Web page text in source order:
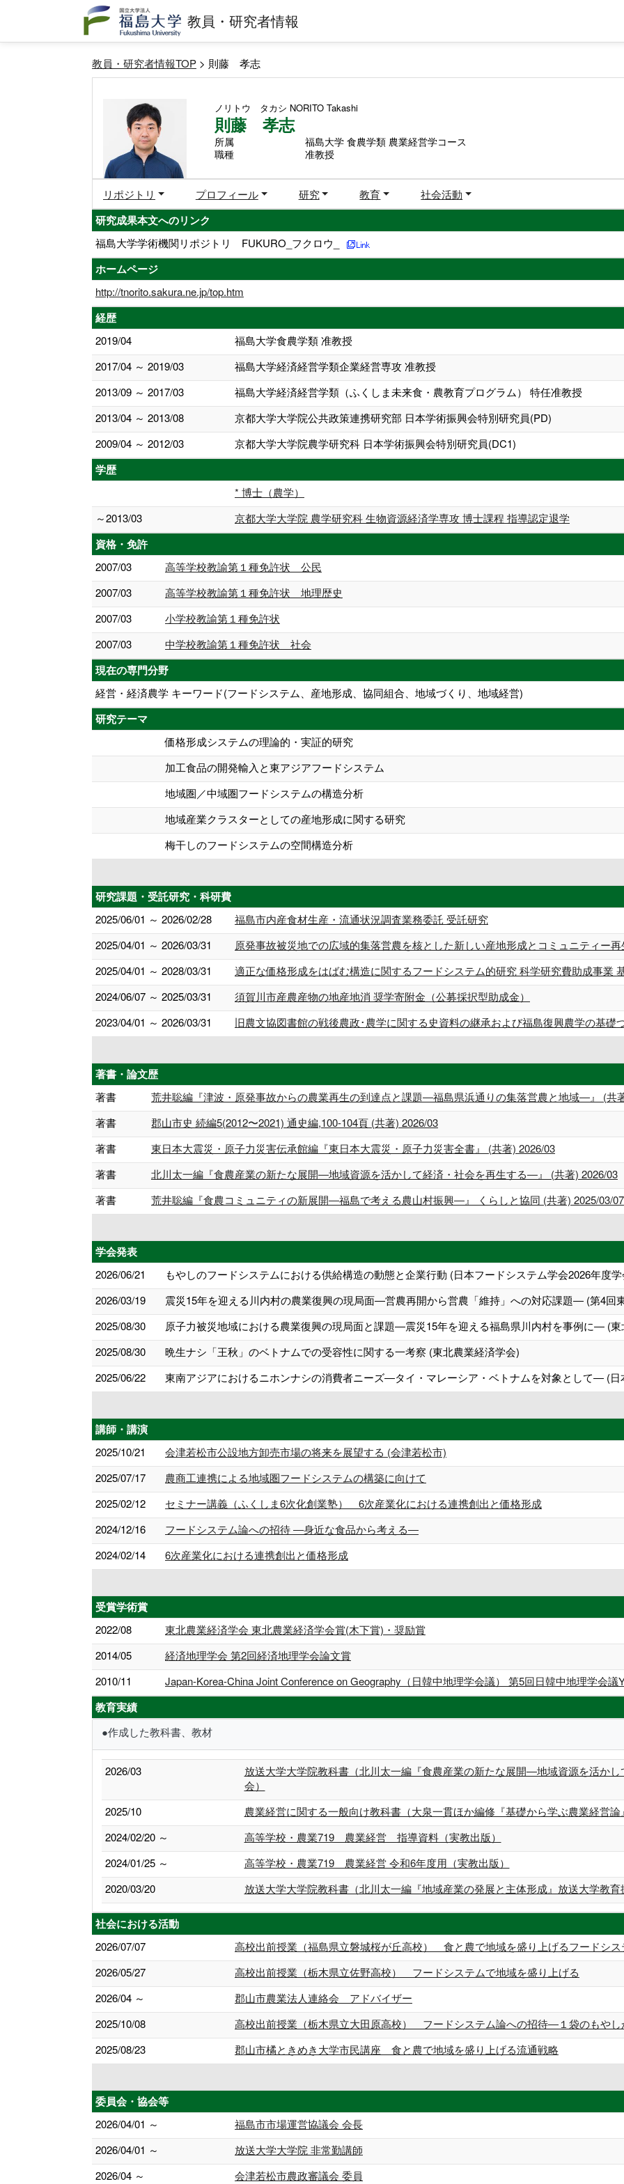
教員・研究者情報
教員・研究者情報TOP > 則藤 孝志
ノリトウ タカシ NORITO Takashi
則藤 孝志
所属
福島大学 食農学類 農業経営学コース
職種
准教授
リポジトリ プロフィール 研究 教育 社会活動
研究成果本文へのリンク
福島大学学術機関リポジトリ FUKURO_フクロウ_
ホームページ
http://tnorito.sakura.ne.jp/top.htm
経歴
2019/04
福島大学食農学類 准教授
2017/04 ～ 2019/03
福島大学経済経営学類企業経営専攻 准教授
2013/09 ～ 2017/03
福島大学経済経営学類（ふくしま未来食・農教育プログラム） 特任准教授
2013/04 ～ 2013/08
京都大学大学院公共政策連携研究部 日本学術振興会特別研究員(PD)
2009/04 ～ 2012/03
京都大学大学院農学研究科 日本学術振興会特別研究員(DC1)
学歴
* 博士（農学）
～2013/03
京都大学大学院 農学研究科 生物資源経済学専攻 博士課程 指導認定退学
資格・免許
2007/03
高等学校教諭第１種免許状 公民
2007/03
高等学校教諭第１種免許状 地理歴史
2007/03
小学校教諭第１種免許状
2007/03
中学校教諭第１種免許状 社会
現在の専門分野
経営・経済農学 キーワード(フードシステム、産地形成、協同組合、地域づくり、地域経営)
研究テーマ
価格形成システムの理論的・実証的研究
加工食品の開発輸入と東アジアフードシステム
地域圏／中域圏フードシステムの構造分析
地域産業クラスターとしての産地形成に関する研究
梅干しのフードシステムの空間構造分析
研究課題・受託研究・科研費
2025/06/01 ～ 2026/02/28
福島市内産食材生産・流通状況調査業務委託 受託研究
2025/04/01 ～ 2026/03/31
原発事故被災地での広域的集落営農を核とした新しい産地形成とコミュニティー
2025/04/01 ～ 2028/03/31
適正な価格形成をはばむ構造に関するフードシステム的研究 科学研究費助成事業
2024/06/07 ～ 2025/03/31
須賀川市産農産物の地産地消 奨学寄附金（公募採択型助成金）
2023/04/01 ～ 2026/03/31
旧農文協図書館の戦後農政･農学に関する史資料の継承および福島復興農学の基礎
著書・論文歴
著書
荒井聡編『津波・原発事故からの農業再生の到達点と課題―福島県浜通りの集落営農と地域―』 (共
著書
郡山市史 続編5(2012〜2021) 通史編,100-104頁 (共著) 2026/03
著書
東日本大震災・原子力災害伝承館編『東日本大震災・原子力災害全書』 (共著) 2026/03
著書
北川太一編『食農産業の新たな展開―地域資源を活かして経済・社会を再生する―』 (共著) 2026/03
著書
荒井聡編『食農コミュニティの新展開―福島で考える農山村振興―』 くらしと協同 (共著) 2025/03/07
学会発表
2026/06/21
もやしのフードシステムにおける供給構造の動態と企業行動 (日本フードシステム学会2026年度
2026/03/19
震災15年を迎える川内村の農業復興の現局面―営農再開から営農「維持」への対応課題― (第4回
2025/08/30
原子力被災地域における農業復興の現局面と課題―震災15年を迎える福島県川内村を事例に― (東
2025/08/30
晩生ナシ「王秋」のベトナムでの受容性に関する一考察 (東北農業経済学会)
2025/06/22
東南アジアにおけるニホンナシの消費者ニーズ―タイ・マレーシア・ベトナムを対象として― (日
講師・講演
2025/10/21
会津若松市公設地方卸売市場の将来を展望する (会津若松市)
2025/07/17
農商工連携による地域圏フードシステムの構築に向けて
2025/02/12
セミナー講義（ふくしま6次化創業塾） 6次産業化における連携創出と価格形成
2024/12/16
フードシステム論への招待 ―身近な食品から考える―
2024/02/14
6次産業化における連携創出と価格形成
受賞学術賞
2022/08
東北農業経済学会 東北農業経済学会賞(木下賞)・奨励賞
2014/05
経済地理学会 第2回経済地理学会論文賞
2010/11
Japan-Korea-China Joint Conference on Geography（日韓中地理学会議） 第5回日韓中地理学会議
教育実績
●作成した教科書、教材
2026/03
放送大学大学院教科書（北川太一編『食農産業の新たな展開―地域資源を活か
会）
2025/10
農業経営に関する一般向け教科書（大泉一貫ほか編修『基礎から学ぶ農業経営論
2024/02/20 ～
高等学校・農業719 農業経営 指導資料（実教出版）
2024/01/25 ～
高等学校・農業719 農業経営 令和6年度用（実教出版）
2020/03/20
放送大学大学院教科書（北川太一編『地域産業の発展と主体形成』放送大学教育
社会における活動
2026/07/07
高校出前授業（福島県立磐城桜が丘高校） 食と農で地域を盛り上げるフードシス
2026/05/27
高校出前授業（栃木県立佐野高校） フードシステムで地域を盛り上げる
2026/04 ～
郡山市農業法人連絡会 アドバイザー
2025/10/08
高校出前授業（栃木県立大田原高校） フードシステム論への招待―１袋のもや
2025/08/23
郡山市橘ときめき大学市民講座 食と農で地域を盛り上げる流通戦略
委員会・協会等
2026/04/01 ～
福島市市場運営協議会 会長
2026/04/01 ～
放送大学大学院 非常勤講師
2026/04 ～
会津若松市農政審議会 委員